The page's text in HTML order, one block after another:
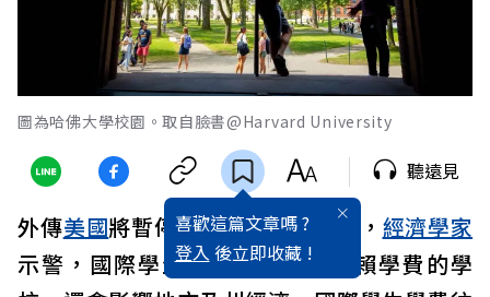
圖為哈佛大學校園。取自臉書@Harvard University
喜歡這篇文章嗎 ?
登入 後立即收藏 !
聽遠見
外傳美國將暫停外國學生簽證 面試 ， 經濟學家
示警，國際學生流失不只影響依賴學費的學